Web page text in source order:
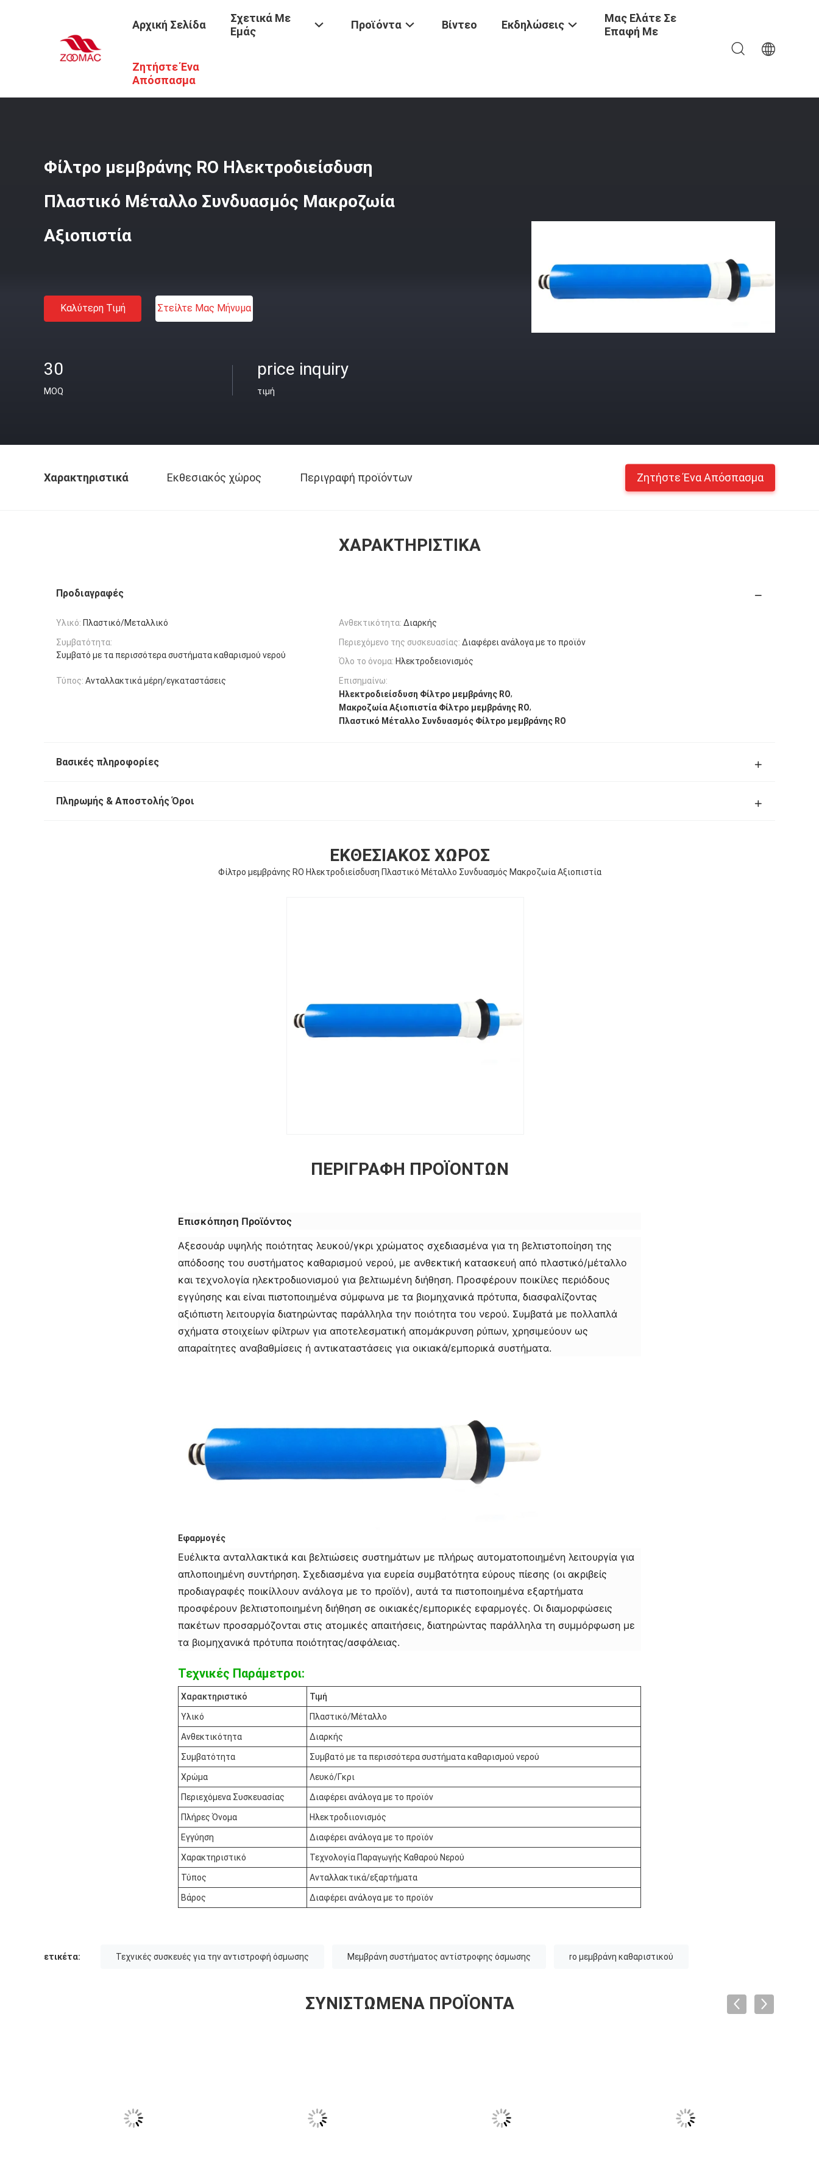
Αρχική Σελίδα
Σχετικά Με
Εμάς
Προϊόντα Βίντεο Εκδηλώσεις
Μας Ελάτε Σε
Επαφή Με
Ζητήστε Ένα
Απόσπασμα
Προϊόντα / Συσκευές Συστήματος Καθαρισμού Νερού
Φίλτρο μεμβράνης RO Ηλεκτροδιείσδυση
Πλαστικό Μέταλλο Συνδυασμός Μακροζωία
Αξιοπιστία
Καλύτερη Τιμή Στείλτε Μας Μήνυμα
30
MOQ
price inquiry
τιμή
Χαρακτηριστικά Εκθεσιακός χώρος Περιγραφή προϊόντων Ζητήστε Ένα Απόσπασμα
ΧΑΡΑΚΤΗΡΙΣΤΙΚΆ
Προδιαγραφές
Υλικό: Πλαστικό/Μεταλλικό Ανθεκτικότητα: Διαρκής
Συμβατότητα:
Συμβατό με τα περισσότερα συστήματα καθαρισμού νερού
Περιεχόμενο της συσκευασίας: Διαφέρει ανάλογα με το προϊόν
Όλο το όνομα: Ηλεκτροδειονισμός
Τύπος: Ανταλλακτικά μέρη/εγκαταστάσεις
Επισημαίνω:
Ηλεκτροδιείσδυση Φίλτρο μεμβράνης RO,
Μακροζωία Αξιοπιστία Φίλτρο μεμβράνης RO,
Πλαστικό Μέταλλο Συνδυασμός Φίλτρο μεμβράνης RO
Βασικές πληροφορίες
Πληρωμής & Αποστολής Όροι
ΕΚΘΕΣΙΑΚΌΣ ΧΏΡΟΣ
Φίλτρο μεμβράνης RO Ηλεκτροδιείσδυση Πλαστικό Μέταλλο Συνδυασμός Μακροζωία Αξιοπιστία
ΠΕΡΙΓΡΑΦΉ ΠΡΟΪΌΝΤΩΝ
Επισκόπηση Προϊόντος​
Αξεσουάρ υψηλής ποιότητας λευκού/γκρι χρώματος σχεδιασμένα για τη βελτιστοποίηση της
απόδοσης του συστήματος καθαρισμού νερού, με ανθεκτική κατασκευή από πλαστικό/μέταλλο
και τεχνολογία ηλεκτροδιιονισμού για βελτιωμένη διήθηση. Προσφέρουν ποικίλες περιόδους
εγγύησης και είναι πιστοποιημένα σύμφωνα με τα βιομηχανικά πρότυπα, διασφαλίζοντας
αξιόπιστη λειτουργία διατηρώντας παράλληλα την ποιότητα του νερού. Συμβατά με πολλαπλά
σχήματα στοιχείων φίλτρων για αποτελεσματική απομάκρυνση ρύπων, χρησιμεύουν ως
απαραίτητες αναβαθμίσεις ή αντικαταστάσεις για οικιακά/εμπορικά συστήματα.
Εφαρμογές
Ευέλικτα ανταλλακτικά και βελτιώσεις συστημάτων με πλήρως αυτοματοποιημένη λειτουργία για
απλοποιημένη συντήρηση. Σχεδιασμένα για ευρεία συμβατότητα εύρους πίεσης (οι ακριβείς
προδιαγραφές ποικίλλουν ανάλογα με το προϊόν), αυτά τα πιστοποιημένα εξαρτήματα
προσφέρουν βελτιστοποιημένη διήθηση σε οικιακές/εμπορικές εφαρμογές. Οι διαμορφώσεις
πακέτων προσαρμόζονται στις ατομικές απαιτήσεις, διατηρώντας παράλληλα τη συμμόρφωση με
τα βιομηχανικά πρότυπα ποιότητας/ασφάλειας.
Τεχνικές Παράμετροι:
Χαρακτηριστικό Τιμή
Υλικό Πλαστικό/Μέταλλο
Ανθεκτικότητα Διαρκής
Συμβατότητα Συμβατό με τα περισσότερα συστήματα καθαρισμού νερού
Χρώμα Λευκό/Γκρι
Περιεχόμενα Συσκευασίας Διαφέρει ανάλογα με το προϊόν
Πλήρες Όνομα Ηλεκτροδιιονισμός
Εγγύηση Διαφέρει ανάλογα με το προϊόν
Χαρακτηριστικό Τεχνολογία Παραγωγής Καθαρού Νερού
Τύπος Ανταλλακτικά/εξαρτήματα
Βάρος Διαφέρει ανάλογα με το προϊόν
ετικέτα: Τεχνικές συσκευές για την αντιστροφή όσμωσης Μεμβράνη συστήματος αντίστροφης όσμωσης ro μεμβράνη καθαριστικού
ΣΥΝΙΣΤΏΜΕΝΑ ΠΡΟΪΌΝΤΑ